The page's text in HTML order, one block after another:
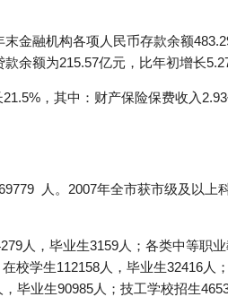
金融机构各项人民币存款余额
余额为215.57亿元，比年初增长
，其中：财产保险保费收入
人。2007年全市获市级及以
人，毕业生3159人；各类中等职
校学生112158人，毕业生32416人
毕业生90985人；技工学校招生